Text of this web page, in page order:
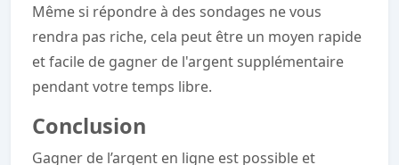
Même si répondre à des sondages ne vous
rendra pas riche, cela peut être un moyen rapide
et facile de gagner de l'argent supplémentaire
pendant votre temps libre.
Conclusion
Gagner de l’argent en ligne est possible et